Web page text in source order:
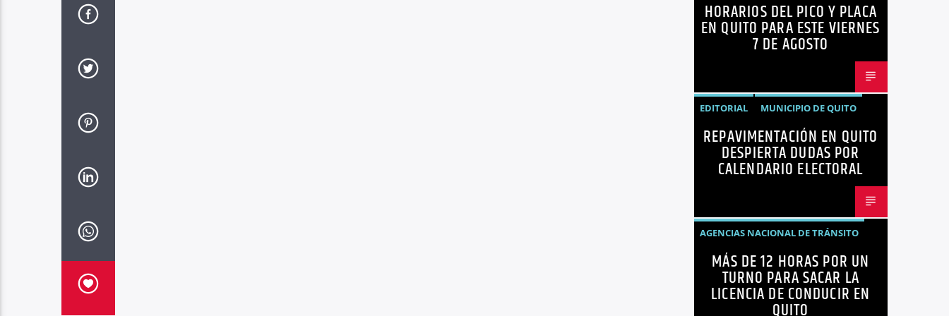
QUITO SANCIONES
HORARIOS DEL PICO Y PLACA
EN QUITO PARA ESTE VIERNES
7 DE AGOSTO
EDITORIAL
MUNICIPIO DE QUITO
NOTICIAS
OPINIÓN
QUITO
REPAVIMENTACIÓN
REPAVIMENTACIÓN EN QUITO
DESPIERTA DUDAS POR
CALENDARIO ELECTORAL
AGENCIAS NACIONAL DE TRÁNSITO
ECUADOR
LICENCIAS NOTICIAS
MÁS DE 12 HORAS POR UN
TURNO PARA SACAR LA
LICENCIA DE CONDUCIR EN
QUITO